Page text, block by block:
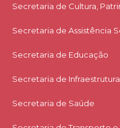
Secretaria de Cultura,
Secretaria de Assistência
Secretaria de Educação
Secretaria de
Secretaria de Saúde